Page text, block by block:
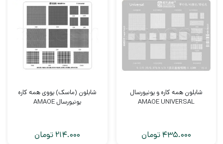
شابلون همه کاره و یونیورسال
AMAOE UNIVERSAL
435.000 تومان
شابلون (ماسک) یووی همه کاره
یونیورسال AMAOE
214.000 تومان